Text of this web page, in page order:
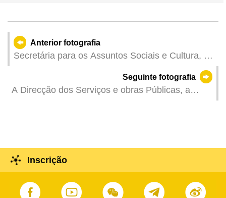
Anterior fotografia
Secretária para os Assuntos Sociais e Cultura, O
Comemoração do 106.º Aniversário do
“Movimento do 4 de Maio” - Fórum de Juventude
Seguinte fotografia
A Direcção dos Serviços e obras Públicas, a
pedonal da Avenida Nordeste.
Inscrição